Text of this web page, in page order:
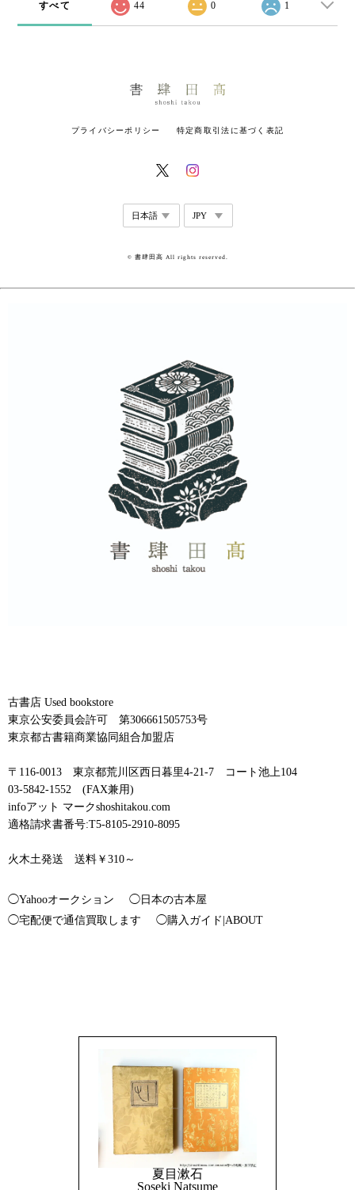
すべて 44 0 1
プライバシーポリシー 特定商取引法に基づく表記
© 書肆田高 All rights reserved.
古書店 Used bookstore
東京公安委員会許可 第306661505753号
東京都古書籍商業協同組合加盟店
〒116-0013 東京都荒川区西日暮里4-21-7 コート池上104
03-5842-1552 (FAX兼用)
infoアット マークshoshitakou.com
適格請求書番号:T5-8105-2910-8095
火木土発送 送料￥310～
◯Yahooオークション
◯日本の古本屋
◯宅配便で通信買取します
◯購入ガイド|ABOUT
夏目漱石
Soseki Natsume